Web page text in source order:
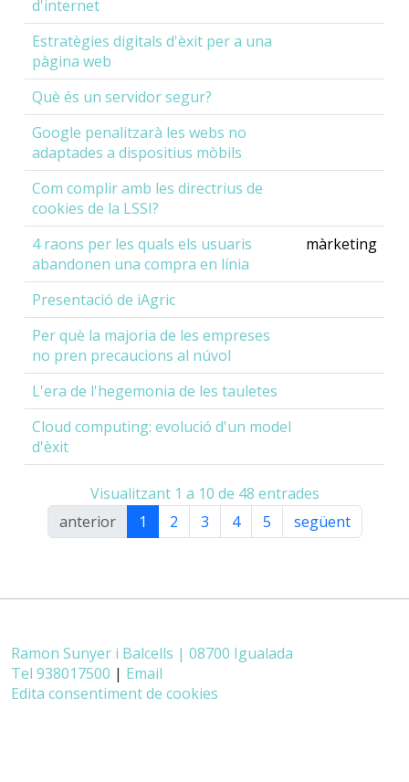
d'internet
Estratègies digitals d'èxit per a una
pàgina web
Què és un servidor segur?
Google penalitzarà les webs no
adaptades a dispositius mòbils
Com complir amb les directrius de
cookies de la LSSI?
4 raons per les quals els usuaris
abandonen una compra en línia
màrketing
Presentació de iAgric
Per què la majoria de les empreses
no pren precaucions al núvol
L'era de l'hegemonia de les tauletes
Cloud computing: evolució d'un model
d'èxit
Visualitzant 1 a 10 de 48 entrades
anterior
1 2 3 4 5 següent
Ramon Sunyer i Balcells | 08700 Igualada
Tel 938017500 | Email
Edita consentiment de cookies